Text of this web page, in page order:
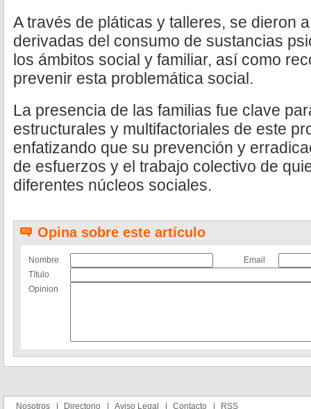
A través de pláticas y talleres, se dieron
derivadas del consumo de sustancias
los ámbitos social y familiar, así como
prevenir esta problemática social.
La presencia de las familias fue clave
estructurales y multifactoriales de este
enfatizando que su prevención y
de esfuerzos y el trabajo colectivo de
diferentes núcleos sociales.
Opina sobre este artículo
Nombre
Email
Título
Opinion
Nosotros Directorio Aviso Legal Contacto RSS